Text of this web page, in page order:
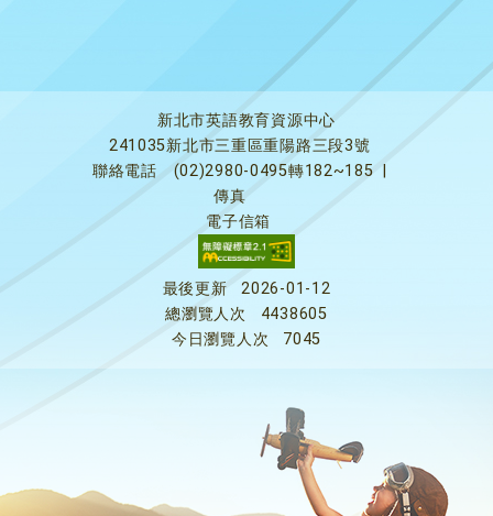
新北市英語教育資源中心
241035新北市三重區重陽路三段3號
聯絡電話
(02)2980-0495轉182~185
傳真
電子信箱
最後更新
2026-01-12
總瀏覽人次
4438605
今日瀏覽人次
7045